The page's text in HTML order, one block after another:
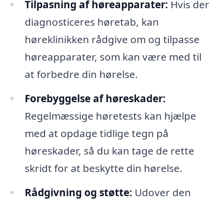
Tilpasning af høreapparater: Hvis der
diagnosticeres høretab, kan
høreklinikken rådgive om og tilpasse
høreapparater, som kan være med til
at forbedre din hørelse.
Forebyggelse af høreskader:
Regelmæssige høretests kan hjælpe
med at opdage tidlige tegn på
høreskader, så du kan tage de rette
skridt for at beskytte din hørelse.
Rådgivning og støtte: Udover den